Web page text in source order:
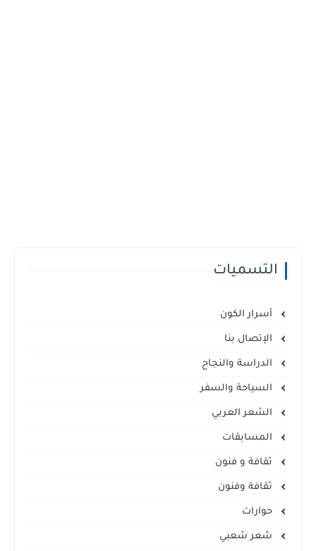
التسميات
أسرار الكون
الإتصال بنا
الدراسة والنجاح
السياحة والسفر
الشعر العربي
المسابقات
ثقافة و فنون
ثقافة وفنون
حوارات
شعر شعبي